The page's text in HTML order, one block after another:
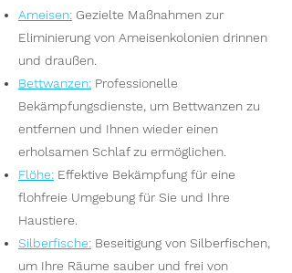
Ameisen: Gezielte Maßnahmen zur
Eliminierung von Ameisenkolonien drinnen
und draußen.
Bettwanzen: Professionelle
Bekämpfungsdienste, um Bettwanzen zu
entfernen und Ihnen wieder einen
erholsamen Schlaf zu ermöglichen.
Flöhe: Effektive Bekämpfung für eine
flohfreie Umgebung für Sie und Ihre
Haustiere.
Silberfische: Beseitigung von Silberfischen,
um Ihre Räume sauber und frei von